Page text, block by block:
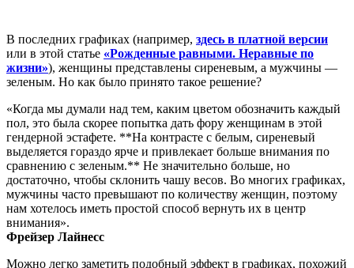
В последних графиках (например, здесь в платной версии
или в этой статье «Рожденные равными. Неравные по
жизни»), женщины представлены сиреневым, а мужчины —
зеленым. Но как было принято такое решение?
«Когда мы думали над тем, каким цветом обозначить каждый
пол, это была скорее попытка дать фору женщинам в этой
гендерной эстафете. **На контрасте с белым, сиреневый
выделяется гораздо ярче и привлекает больше внимания по
сравнению с зеленым.** Не значительно больше, но
достаточно, чтобы склонить чашу весов. Во многих графиках,
мужчины часто превышают по количеству женщин, поэтому
нам хотелось иметь простой способ вернуть их в центр
внимания».
Фрейзер Лайнесс
Можно легко заметить подобный эффект в графиках, похожий